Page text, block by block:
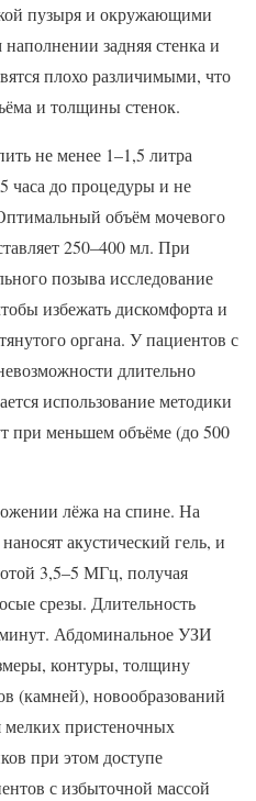
пузыря и окружающими
задняя стенка и
плохо различимыми, что
и толщины стенок.
не менее 1–1,5 литра
часа до процедуры и не
объём мочевого
250–400 мл. При
позыва исследование
избежать дискомфорта и
органа. У пациентов с
длительно
использование методики
при меньшем объёме (до 500
лёжа на спине. На
акустический гель, и
3,5–5 МГц, получая
срезы. Длительность
Абдоминальное УЗИ
контуры, толщину
(камней), новообразований
мелких пристеночных
при этом доступе
с избыточной массой